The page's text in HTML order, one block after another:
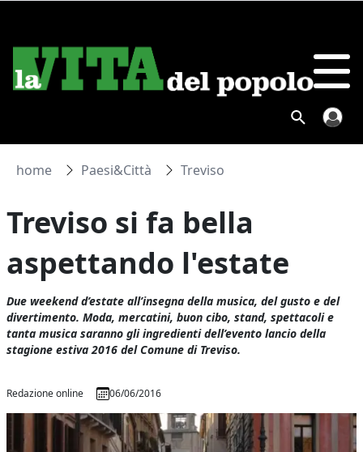
home Paesi&Città Treviso
Treviso si fa bella
aspettando l'estate
Due weekend d’estate all’insegna della musica, del gusto e del
divertimento. Moda, mercatini, buon cibo, stand, spettacoli e
tanta musica saranno gli ingredienti dell’evento lancio della
stagione estiva 2016 del Comune di Treviso.
Redazione online 06/06/2016